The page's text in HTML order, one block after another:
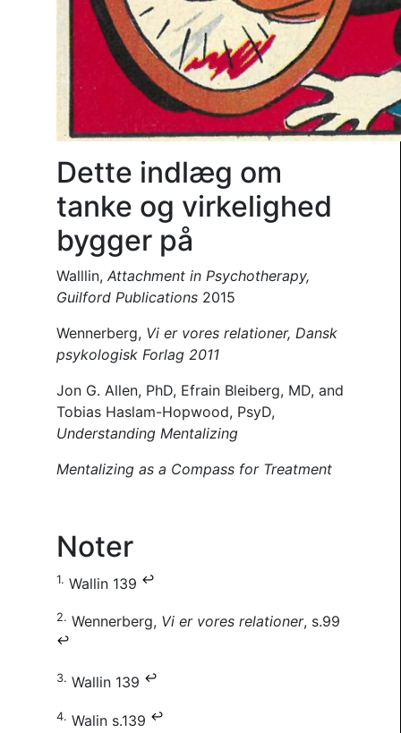
Dette indlæg om
tanke og virkelighed
bygger på
Walllin, Attachment in Psychotherapy,
Guilford Publications 2015
Wennerberg, Vi er vores relationer, Dansk
psykologisk Forlag 2011
Jon G. Allen, PhD, Efrain Bleiberg, MD, and
Tobias Haslam-Hopwood, PsyD,
Understanding Mentalizing
Mentalizing as a Compass for Treatment
Noter
1. Wallin 139 ↩
2. Wennerberg, Vi er vores relationer, s.99
↩
3. Wallin 139 ↩
4. Walin s.139 ↩